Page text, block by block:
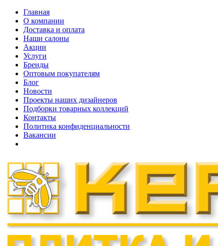
Главная
О компании
Доставка и оплата
Наши cалоны
Акции
Услуги
Бренды
Оптовым покупателям
Блог
Новости
Проекты наших дизайнеров
Подборки товарных коллекций
Контакты
Политика конфиденциальности
Вакансии